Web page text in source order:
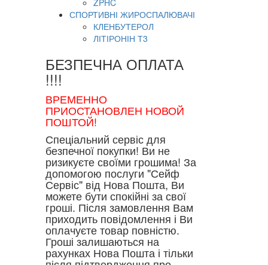
ZPHC
СПОРТИВНІ ЖИРОСПАЛЮВАЧІ
КЛЕНБУТЕРОЛ
ЛІТІРОНІН Т3
БЕЗПЕЧНА ОПЛАТА
!!!!
ВРЕМЕННО
ПРИОСТАНОВЛЕН НОВОЙ
ПОШТОЙ!
Спеціальний сервіс для
безпечної покупки! Ви не
ризикуєте своїми грошима! За
допомогою послуги "Сейф
Сервіс" від Нова Пошта, Ви
можете бути спокійні за свої
гроші. Після замовлення Вам
приходить повідомлення і Ви
оплачуєте товар повністю.
Гроші залишаються на
рахунках Нова Пошта і тільки